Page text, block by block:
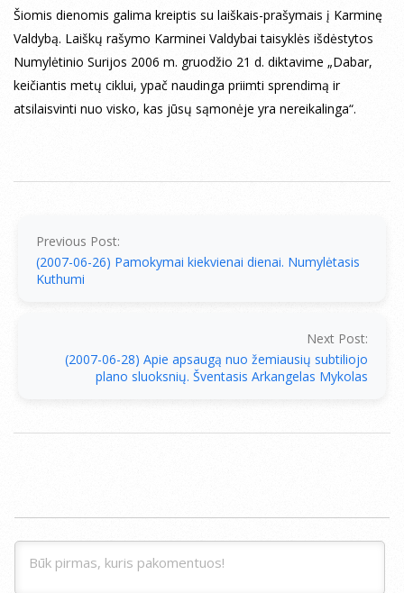
Šiomis dienomis galima kreiptis su laiškais-prašymais į Karminę
Valdybą. Laiškų rašymo Karminei Valdybai taisyklės išdėstytos
Numylėtinio Surijos 2006 m. gruodžio 21 d. diktavime „Dabar,
keičiantis metų ciklui, ypač naudinga priimti sprendimą ir
atsilaisvinti nuo visko, kas jūsų sąmonėje yra nereikalinga“.
Previous Post:
(2007-06-26) Pamokymai kiekvienai dienai. Numylėtasis
Kuthumi
Next Post:
(2007-06-28) Apie apsaugą nuo žemiausių subtiliojo
plano sluoksnių. Šventasis Arkangelas Mykolas